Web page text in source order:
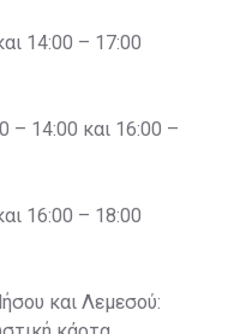
14:00 – 17:00
– 14:00 και 16:00 –
16:00 – 18:00
και Λεμεσού: